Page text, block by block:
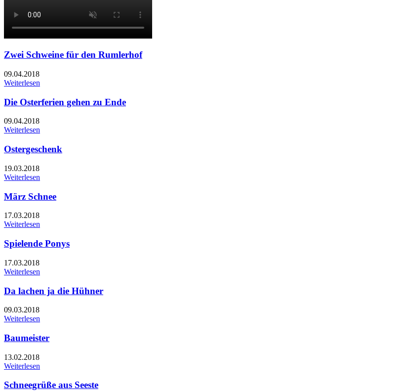
Zwei Schweine für den Rumlerhof
09.04.2018
Weiterlesen
Die Osterferien gehen zu Ende
09.04.2018
Weiterlesen
Ostergeschenk
19.03.2018
Weiterlesen
März Schnee
17.03.2018
Weiterlesen
Spielende Ponys
17.03.2018
Weiterlesen
Da lachen ja die Hühner
09.03.2018
Weiterlesen
Baumeister
13.02.2018
Weiterlesen
Schneegrüße aus Seeste